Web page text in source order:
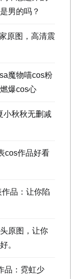
男的吗？
原图，高清震
魔物喵cos粉
爆cos心
小秋秋无删减
cos作品好看
品：让你陷
原图，让你
。
品：霓虹少